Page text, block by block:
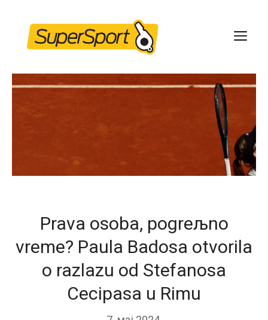
content
Prava osoba, pogreљno
vreme? Paula Badosa otvorila
o razlazu od Stefanosa
Cecipasa u Rimu